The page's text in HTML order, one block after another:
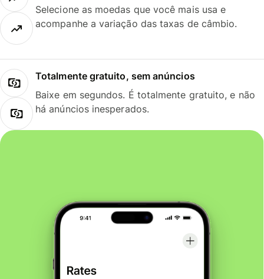
Selecione as moedas que você mais usa e
acompanhe a variação das taxas de câmbio.
Totalmente gratuito, sem anúncios
Baixe em segundos. É totalmente gratuito, e não
há anúncios inesperados.